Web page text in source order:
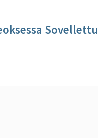
Sovellettu